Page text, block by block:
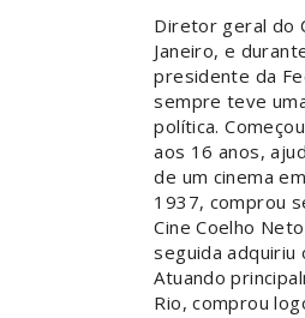
Diretor geral do
Janeiro, e
presidente da
sempre teve
política.
aos 16 anos,
de um cinema
1937, comprou
Cine Coelho
seguida adquiriu
Atuando
Rio, comprou